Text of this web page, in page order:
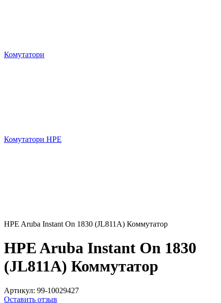
Комутатори
Комутатори HPE
HPE Aruba Instant On 1830 (JL811A) Коммутатор
HPE Aruba Instant On 1830
(JL811A) Коммутатор
Артикул: 99-10029427
Оставить отзыв